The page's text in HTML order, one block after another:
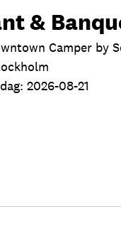
&
Camper by
2026-08-21